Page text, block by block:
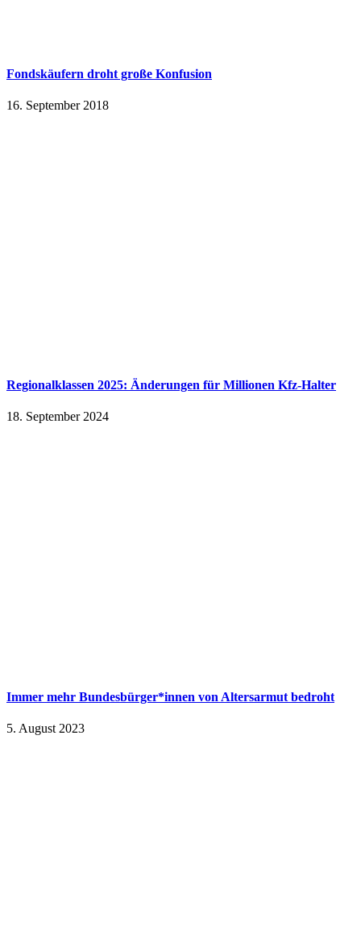
Fondskäufern droht große Konfusion
16. September 2018
Regionalklassen 2025: Änderungen für Millionen Kfz-Halter
18. September 2024
Immer mehr Bundesbürger*innen von Altersarmut bedroht
5. August 2023